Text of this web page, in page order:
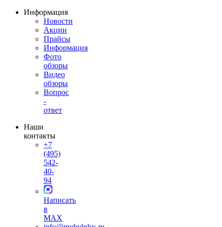
Информация
Новости
Акции
Прайсы
Информация
Фото
обзоры
Видео
обзоры
Вопрос
-
ответ
Наши
контакты
+7
(495)
542-
40-
94
Написать
в
MAX